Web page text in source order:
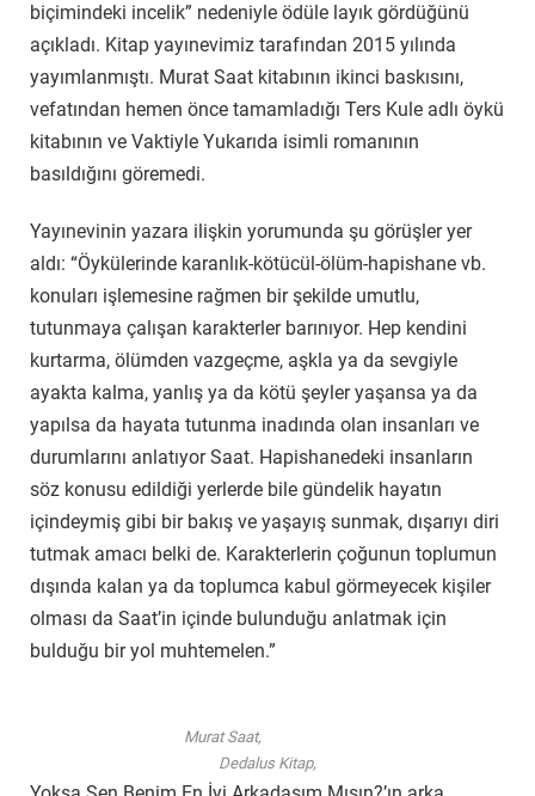
biçimindeki incelik” nedeniyle ödüle layık gördüğünü
açıkladı. Kitap yayınevimiz tarafından 2015 yılında
yayımlanmıştı. Murat Saat kitabının ikinci baskısını,
vefatından hemen önce tamamladığı Ters Kule adlı öykü
kitabının ve Vaktiyle Yukarıda isimli romanının
basıldığını göremedi.
Yayınevinin yazara ilişkin yorumunda şu görüşler yer
aldı: “Öykülerinde karanlık-kötücül-ölüm-hapishane vb.
konuları işlemesine rağmen bir şekilde umutlu,
tutunmaya çalışan karakterler barınıyor. Hep kendini
kurtarma, ölümden vazgeçme, aşkla ya da sevgiyle
ayakta kalma, yanlış ya da kötü şeyler yaşansa ya da
yapılsa da hayata tutunma inadında olan insanları ve
durumlarını anlatıyor Saat. Hapishanedeki insanların
söz konusu edildiği yerlerde bile gündelik hayatın
içindeymiş gibi bir bakış ve yaşayış sunmak, dışarıyı diri
tutmak amacı belki de. Karakterlerin çoğunun toplumun
dışında kalan ya da toplumca kabul görmeyecek kişiler
olması da Saat’in içinde bulunduğu anlatmak için
bulduğu bir yol muhtemelen.”
Murat Saat,
Dedalus Kitap,